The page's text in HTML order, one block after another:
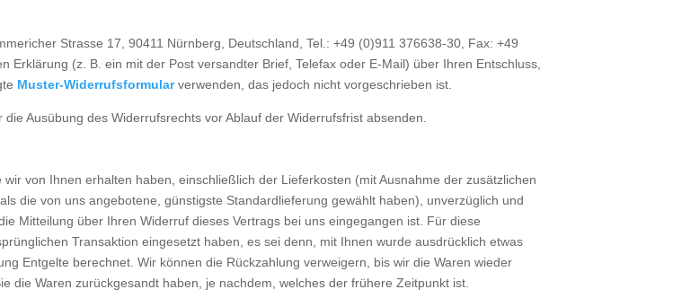
Strasse 17, 90411 Nürnberg, Deutschland, Tel.: +49 (0)911 376638-30, Fax: +49
Erklärung (z. B. ein mit der Post versandter Brief, Telefax oder E-Mail) über Ihren Entschluss,
Muster-Widerrufsformularverwenden, das jedoch nicht vorgeschrieben ist.
Ausübung des Widerrufsrechts vor Ablauf der Widerrufsfrist absenden.
von Ihnen erhalten haben, einschließlich der Lieferkosten (mit Ausnahme der zusätzlichen
die von uns angebotene, günstigste Standardlieferung gewählt haben), unverzüglich und
Mitteilung über Ihren Widerruf dieses Vertrags bei uns eingegangen ist. Für diese
Transaktion eingesetzt haben, es sei denn, mit Ihnen wurde ausdrücklich etwas
Entgelte berechnet. Wir können die Rückzahlung verweigern, bis wir die Waren wieder
die Waren zurückgesandt haben, je nachdem, welches der frühere Zeitpunkt ist.